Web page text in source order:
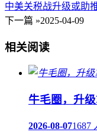
中美关税战升级或助
下一篇 »2025-04-09
相关阅读
牛毛圈，升
2026-08-071687